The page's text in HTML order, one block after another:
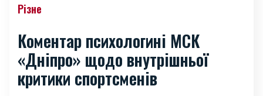
Різне
Коментар психологині МСК
«Дніпро» щодо внутрішньої
критики спортсменів